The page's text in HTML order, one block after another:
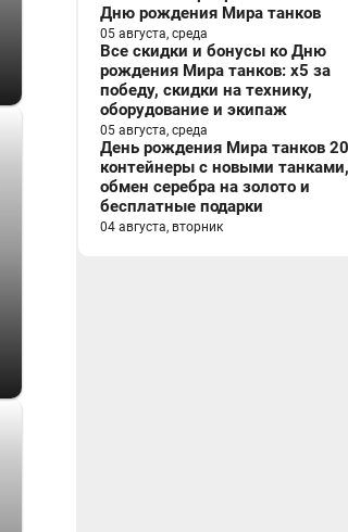
Дню рождения Мира танков
05 августа, среда
Все скидки и бонусы ко Дню
рождения Мира танков: x5 за
победу, скидки на технику,
оборудование и экипаж
05 августа, среда
День рождения Мира танков
контейнеры с новыми танками,
обмен серебра на золото и
бесплатные подарки
04 августа, вторник